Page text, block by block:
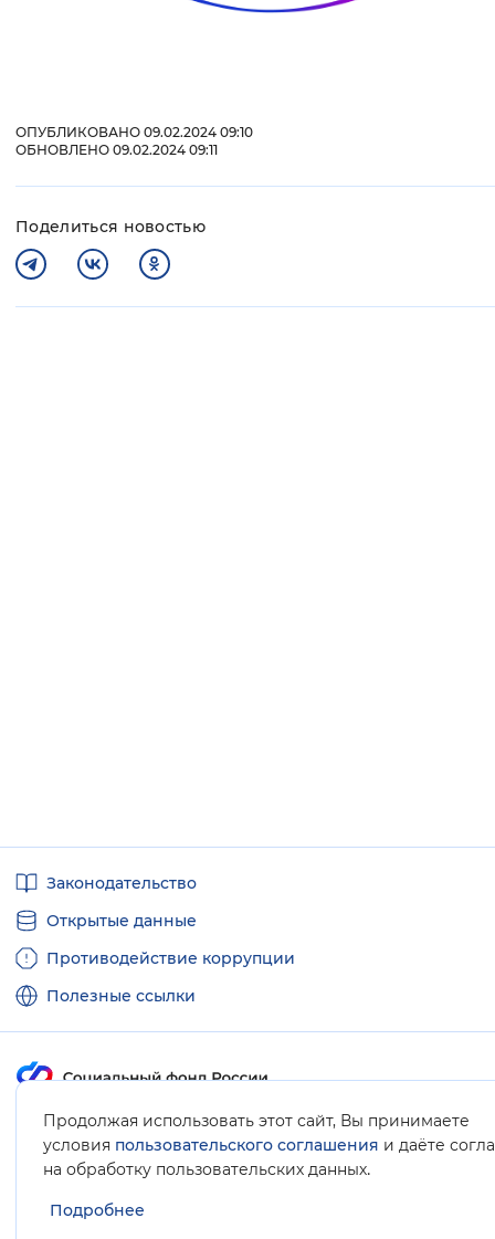
ОПУБЛИКОВАНО 09.02.2024 09:10
ОБНОВЛЕНО 09.02.2024 09:11
Поделиться новостью
Продолжая использовать этот сайт, Вы принимаете
условия пользовательского соглашения и даёте
на обработку пользовательских данных.
Подробнее
ссылкиЗаконодательство
Открытые данные
Противодействие коррупции
Полезные ссылки
Карта сайта